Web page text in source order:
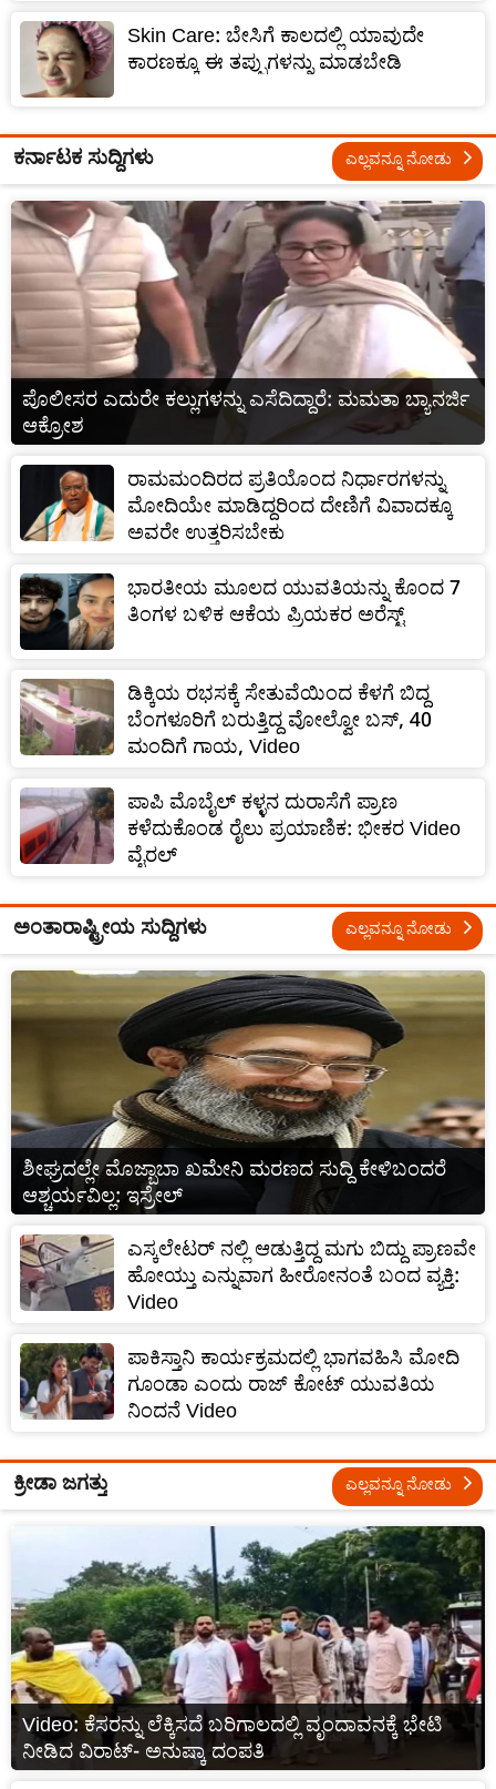
Skin Care: ಬೇಸಿಗೆ ಕಾಲದಲ್ಲಿ ಯಾವುದೇ
ಕಾರಣಕ್ಕೂ ಈ ತಪ್ಪುಗಳನ್ನು ಮಾಡಬೇಡಿ
ಕರ್ನಾಟಕ ಸುದ್ದಿಗಳು ಎಲ್ಲವನ್ನೂ ನೋಡು
ಪೊಲೀಸರ ಎದುರೇ ಕಲ್ಲುಗಳನ್ನು ಎಸೆದಿದ್ದಾರೆ: ಮಮತಾ ಬ್ಯಾನರ್ಜಿ
ಆಕ್ರೋಶ
ರಾಮಮಂದಿರದ ಪ್ರತಿಯೊಂದ ನಿರ್ಧಾರಗಳನ್ನು
ಮೋದಿಯೇ ಮಾಡಿದ್ದರಿಂದ ದೇಣಿಗೆ ವಿವಾದಕ್ಕೂ
ಅವರೇ ಉತ್ತರಿಸಬೇಕು
ಭಾರತೀಯ ಮೂಲದ ಯುವತಿಯನ್ನು ಕೊಂದ 7
ತಿಂಗಳ ಬಳಿಕ ಆಕೆಯ ಪ್ರಿಯಕರ ಅರೆಸ್ಟ್‌
ಡಿಕ್ಕಿಯ ರಭಸಕ್ಕೆ ಸೇತುವೆಯಿಂದ ಕೆಳಗೆ ಬಿದ್ದ
ಬೆಂಗಳೂರಿಗೆ ಬರುತ್ತಿದ್ದ ವೋಲ್ವೋ ಬಸ್‌, 40
ಮಂದಿಗೆ ಗಾಯ, Video
ಪಾಪಿ ಮೊಬೈಲ್ ಕಳ್ಳನ ದುರಾಸೆಗೆ ಪ್ರಾಣ
ಕಳೆದುಕೊಂಡ ರೈಲು ಪ್ರಯಾಣಿಕ: ಭೀಕರ Video
ವೈರಲ್
ಅಂತಾರಾಷ್ಟ್ರೀಯ ಸುದ್ದಿಗಳು ಎಲ್ಲವನ್ನೂ ನೋಡು
ಶೀಘ್ರದಲ್ಲೇ ಮೊಜ್ಬಾಬಾ ಖಮೇನಿ ಮರಣದ ಸುದ್ದಿ ಕೇಳಿಬಂದರೆ
ಆಶ್ಚರ್ಯವಿಲ್ಲ: ಇಸ್ರೇಲ್‌
ಎಸ್ಕಲೇಟರ್ ನಲ್ಲಿ ಆಡುತ್ತಿದ್ದ ಮಗು ಬಿದ್ದು ಪ್ರಾಣವೇ
ಹೋಯ್ತು ಎನ್ನುವಾಗ ಹೀರೋನಂತೆ ಬಂದ ವ್ಯಕ್ತಿ:
Video
ಪಾಕಿಸ್ತಾನಿ ಕಾರ್ಯಕ್ರಮದಲ್ಲಿ ಭಾಗವಹಿಸಿ ಮೋದಿ
ಗೂಂಡಾ ಎಂದು ರಾಜ್ ಕೋಟ್ ಯುವತಿಯ
ನಿಂದನೆ Video
ಕ್ರೀಡಾ ಜಗತ್ತು ಎಲ್ಲವನ್ನೂ ನೋಡು
Video: ಕೆಸರನ್ನು ಲೆಕ್ಕಿಸದೆ ಬರಿಗಾಲದಲ್ಲಿ ವೃಂದಾವನಕ್ಕೆ ಭೇಟಿ
ನೀಡಿದ ವಿರಾಟ್‌- ಅನುಷ್ಕಾ ದಂಪತಿ